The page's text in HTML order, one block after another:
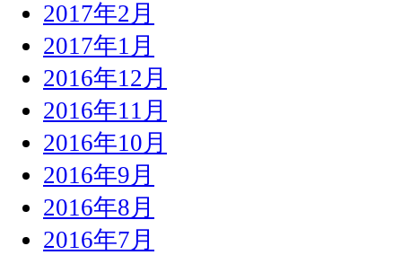
2017年2月
2017年1月
2016年12月
2016年11月
2016年10月
2016年9月
2016年8月
2016年7月